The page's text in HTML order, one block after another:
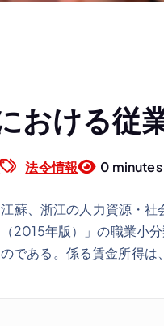
おける従
法令情報 0
蘇、浙江の人力資源・
2015年版）」の職業小
である。係る賃金所得